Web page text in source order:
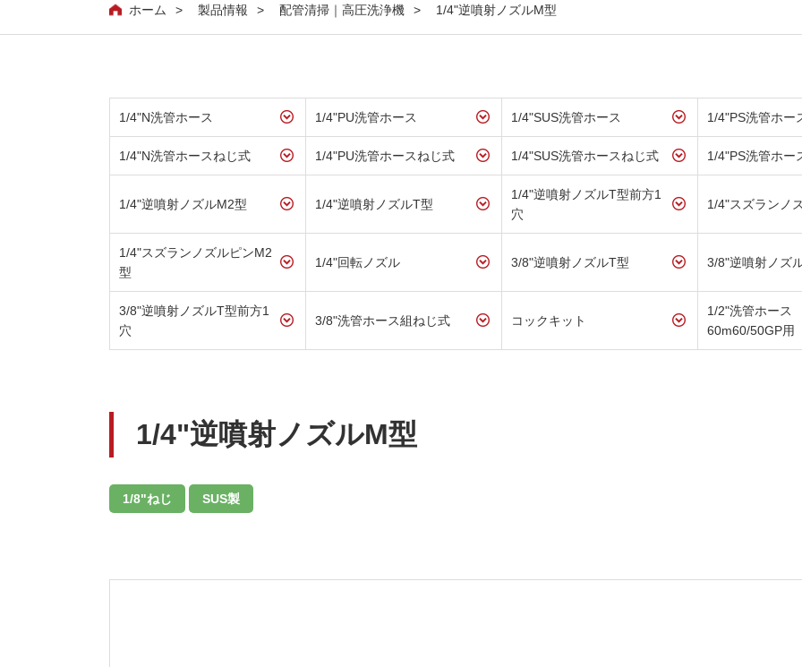
ホーム 製品情報 配管清掃｜高圧洗浄機 1/4"逆噴射ノズルM型
1/4"N洗管ホース 1/4"PU洗管ホース 1/4"SUS洗管ホース 1/4"PS洗管ホー
1/4"N洗管ホースねじ式 1/4"PU洗管ホースねじ式 1/4"SUS洗管ホースねじ式 1/4"PS洗管ホー
1/4"逆噴射ノズルM2型 1/4"逆噴射ノズルT型
1/4"逆噴射ノズルT型前方1
穴
1/4"スズランノ
1/4"スズランノズルピンM2
型
1/4"回転ノズル 3/8"逆噴射ノズルT型 3/8"逆噴射ノズ
3/8"逆噴射ノズルT型前方1
穴
3/8"洗管ホース組ねじ式 コックキット
1/2"洗管ホース
60m60/50GP用
1/4"逆噴射ノズルM型
1/8"ねじ SUS製